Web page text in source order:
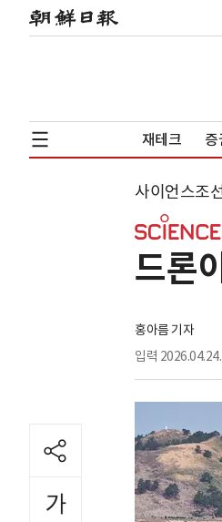
재테크 증
사이언스조
드론
홍아름 기자
입력